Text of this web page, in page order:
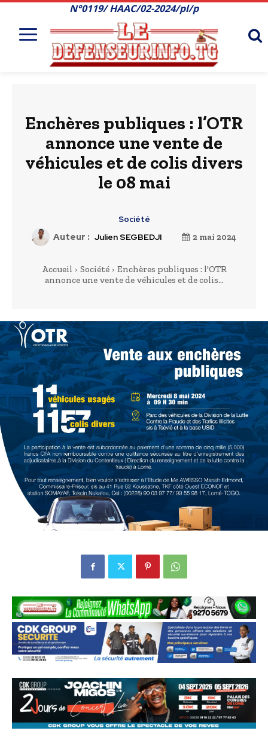
N°0119/ HAAC/02-2024/pl/p
Enchères publiques : l’OTR
annonce une vente de
véhicules et de colis divers
le 08 mai
Société
Auteur : Julien SEGBEDJI 2 mai 2024
Accueil Société
Enchères publiques : l'OTR
annonce une vente de véhicules et de colis...